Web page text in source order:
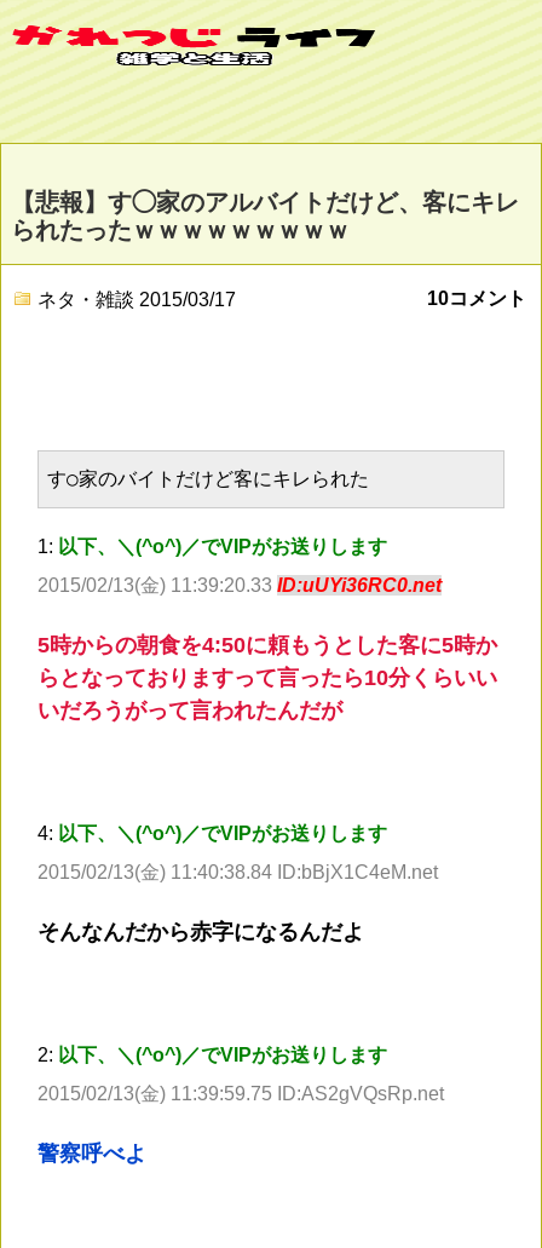
【悲報】す◯家のアルバイトだけど、客にキレ
られたったｗｗｗｗｗｗｗｗｗ
ネタ・雑談 2015/03/17 10コメント
す○家のバイトだけど客にキレられた
1: 以下、＼(^o^)／でVIPがお送りします
2015/02/13(金) 11:39:20.33 ID:uUYi36RC0.net
5時からの朝食を4:50に頼もうとした客に5時か
らとなっておりますって言ったら10分くらいい
いだろうがって言われたんだが
4: 以下、＼(^o^)／でVIPがお送りします
2015/02/13(金) 11:40:38.84 ID:bBjX1C4eM.net
そんなんだから赤字になるんだよ
2: 以下、＼(^o^)／でVIPがお送りします
2015/02/13(金) 11:39:59.75 ID:AS2gVQsRp.net
警察呼べよ